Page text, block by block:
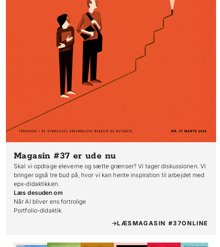
Magasin #37 er ude nu
Skal vi opdrage eleverne og sætte grænser? Vi tager diskussionen. Vi
bringer også tre bud på, hvor vi kan hente inspiration til arbejdet med
epx-didaktikken.
Læs desuden om
Når AI bliver ens fortrolige
Portfolio-didaktik
LÆSMAGASIN #37ONLINE